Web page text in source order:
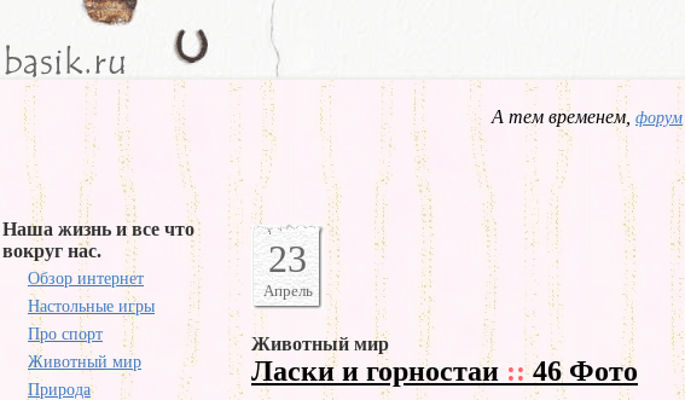
А тем временем, форум
Наша жизнь и все что
вокруг нас.
Обзор интернет
Настольные игры
Про спорт
Животный мир
Природа
23
Апрель
Животный мир
Ласки и горностаи ::46 Фото